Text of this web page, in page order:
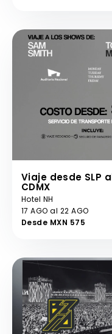
Viaje desde SLP
CDMX
Hotel NH
17 AGO al 22 AGO
Desde MXN 575